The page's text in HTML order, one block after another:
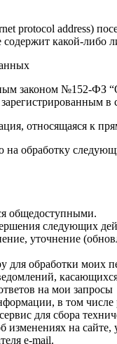
protocol address)
содержит какой-
законом №152-ФЗ
в
относящаяся к
обработку
общедоступными.
следующих
уточнение
для обработки
на мои запросы
в том
для сбора
изменениях на
e-mail.